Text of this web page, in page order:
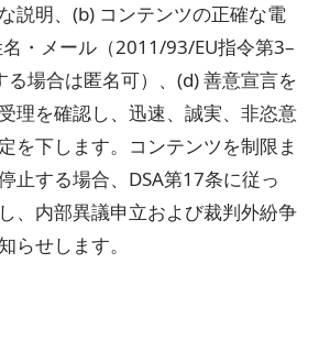
説明、(b) コンテンツの正確な電
・メール（2011/93/EU指令第3–
場合は匿名可）、(d) 善意宣言を
理を確認し、迅速、誠実、非恣意
を下します。コンテンツを制限ま
止する場合、DSA第17条に従っ
、内部異議申立および裁判外紛争
らせします。